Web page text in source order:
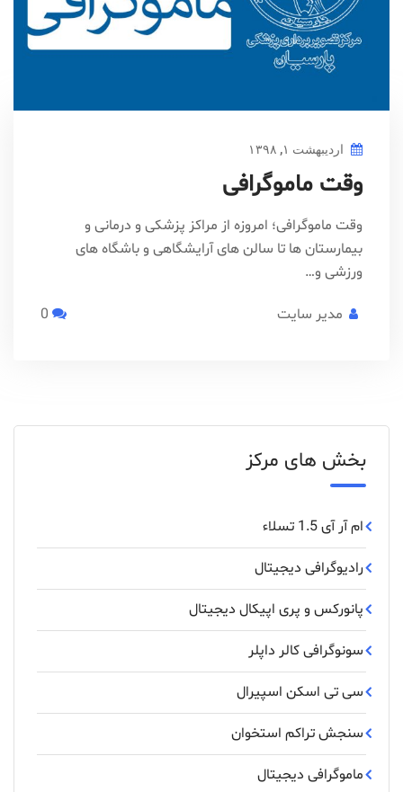
اردیبهشت ۱, ۱۳۹۸
وقت ماموگرافی
وقت ماموگرافی؛ امروزه از مراکز پزشکی و درمانی و
بیمارستان ها تا سالن های آرایشگاهی و باشگاه های
ورزشی و…
مدیر سایت
بخش های مرکز
ام آر آی 1.5 تسلاء
رادیوگرافی دیجیتال
پانورکس‌ و ‌پری ‌اپیکال ‌دیجیتال
سونوگرافی کالر داپلر
سی تی اسکن اسپیرال
سنجش تراکم استخوان
ماموگرافی دیجیتال